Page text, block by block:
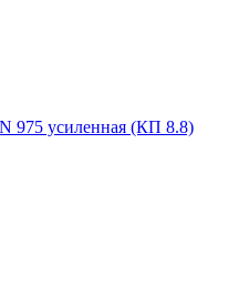
975 усиленная (КП 8.8)